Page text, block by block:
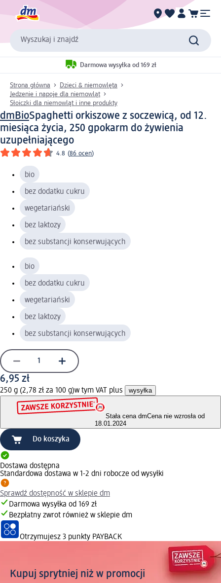
Wyszukaj i znajdź
Darmowa wysyłka od 169 zł
Strona główna
Dzieci & niemowlęta
Jedzenie i napoje dla niemowląt
Słoiczki dla niemowląt i inne produkty
dmBioSpaghetti orkiszowe z soczewicą, od 12.
miesiąca życia, 250 gpokarm do żywienia
uzupełniającego
4.8 (86 ocen)
bio
bez dodatku cukru
wegetariański
bez laktozy
bez substancji konserwujących
bio
bez dodatku cukru
wegetariański
bez laktozy
bez substancji konserwujących
6,95 zł
250 g (2,78 zł za 100 g)w tym VAT plus wysyłka
Stała cena dmCena nie wzrosła od
18.01.2024
Do koszyka
Dostawa dostępna
Standardowa dostawa w 1-2 dni robocze od wysyłki
Sprawdź dostępność w sklepie dm
Darmowa wysyłka od 169 zł
Bezpłatny zwrot również w sklepie dm
Otrzymujesz 3 punkty PAYBACK
Kupuj sprytniej niż w promocji